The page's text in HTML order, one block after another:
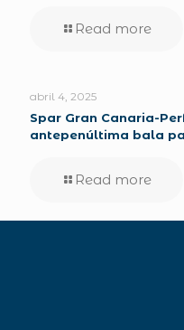
Read more
abril 4, 2025
Spar Gran Canaria-
antepenúltima bala
Read more